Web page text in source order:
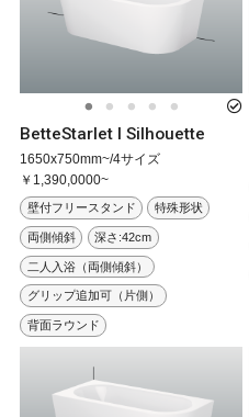
BetteStarlet I Silhouette
1650x750mm~/4サイズ
￥1,390,0000~
壁付フリースタンド 特殊形状
両側傾斜 深さ:42cm
二人入浴（両側傾斜）
グリップ追加可（片側）
背面ラウンド